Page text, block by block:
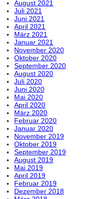
August 2021
Juli 2021
Juni 2021
April 2021
März 2021
Januar 2021
November 2020
Oktober 2020
September 2020
August 2020
Juli 2020
Juni 2020
Mai 2020
April 2020
März 2020
Februar 2020
Januar 2020
November 2019
Oktober 2019
September 2019
August 2019
Mai 2019
April 2019
Februar 2019
Dezember 2018